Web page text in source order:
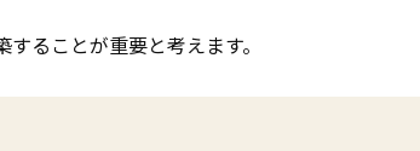
ることが重要と考えます。